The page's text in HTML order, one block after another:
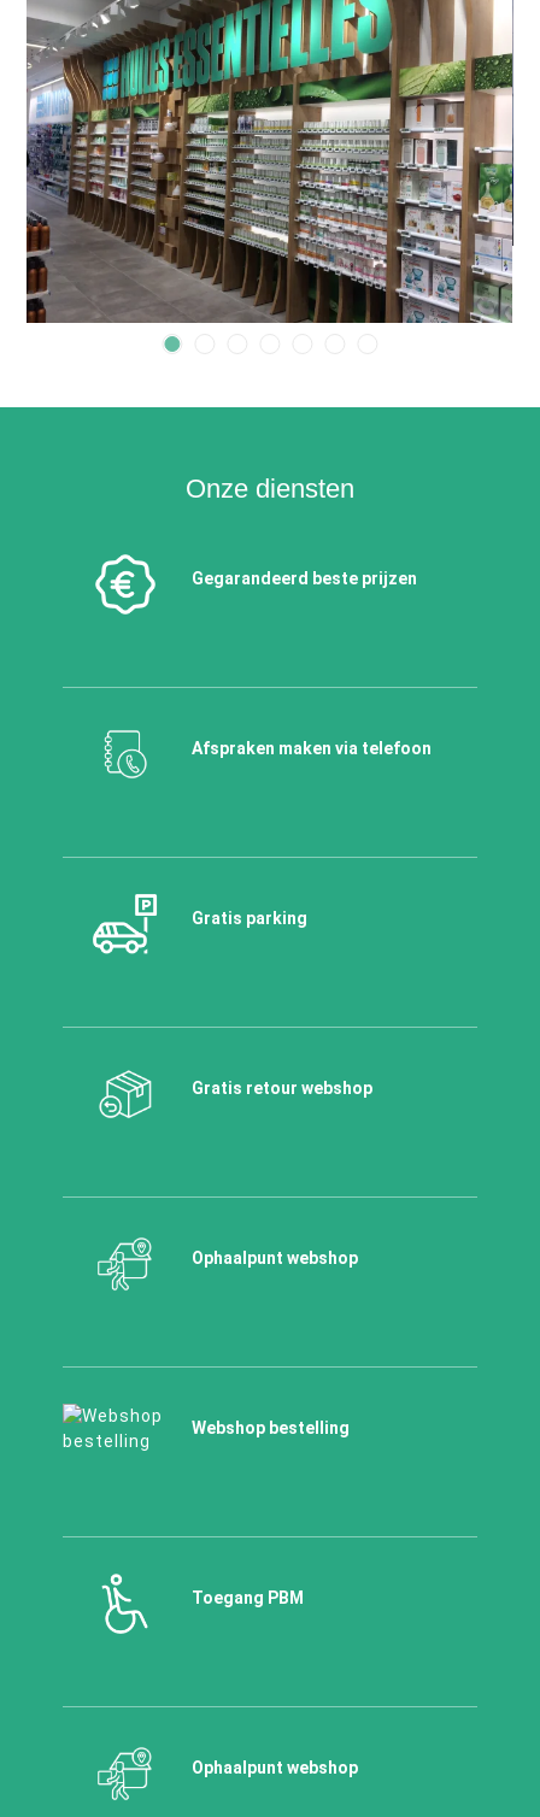
Onze diensten
Gegarandeerd beste prijzen
Afspraken maken via telefoon
Gratis parking
Gratis retour webshop
Ophaalpunt webshop
Webshop bestelling
Toegang PBM
Ophaalpunt webshop